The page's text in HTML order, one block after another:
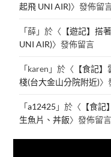
起飛 UNI AIR)〉發佈留
「薛」於〈 【遊記】搭
UNI AIR)〉發佈留言
「karen 」於〈 【食記
棧(台大金山分院附近)〉
「a12425 」於〈 【食
生魚片、丼飯〉發佈留言